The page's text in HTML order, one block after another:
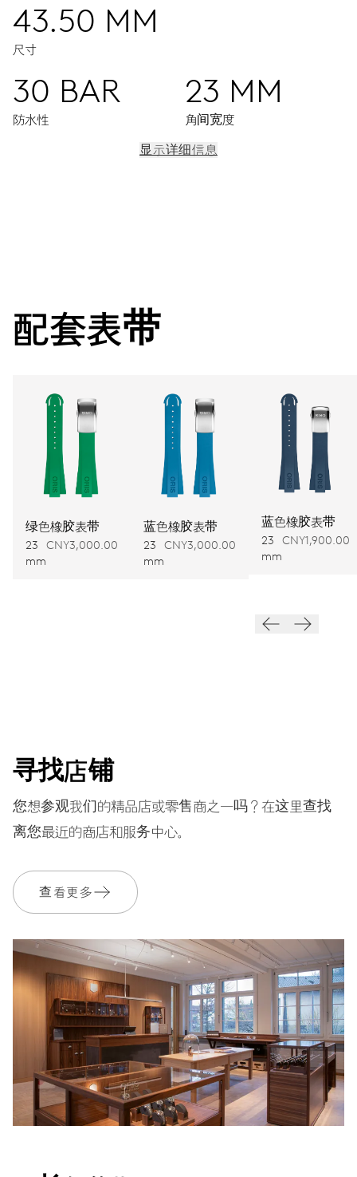
43.50 MM
尺寸
30 BAR
防水性
23 MM
角间宽度
62小时动力储存
771-1 (3 subdials, date)
Ø 30.00 mm, 13 1/4’’’
卷绕
自动上链，红色自动转盘
表带 不锈钢
保修
MYORIS
显示详细信息
配套表带
绿色橡胶表带
23
mm
CNY3,000.00
蓝色橡胶表带
23
mm
CNY3,000.00
蓝色橡胶表带
23
mm
CNY1,900.00
寻找店铺
您想参观我们的精品店或零售商之一吗？在这里查找
离您最近的商店和服务中心。
查看更多